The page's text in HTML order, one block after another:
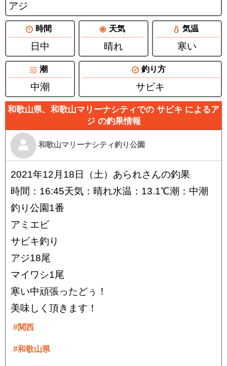
アジ
時間
日中
天気
晴れ
気温
寒い
潮
中潮
釣り方
サビキ
和歌山県、和歌山マリーナシティでの サビキ によるア
ジ の釣果情報
和歌山マリーナシティ釣り公園
2021年12月18日（土）あられさんの釣果
時間：16:45天気：晴れ水温：13.1℃潮：中潮
釣り公園1番
アミエビ
サビキ釣り
アジ18尾
マイワシ1尾
寒い中頑張ったどぅ！
美味しく頂きます！
#関西
#和歌山県